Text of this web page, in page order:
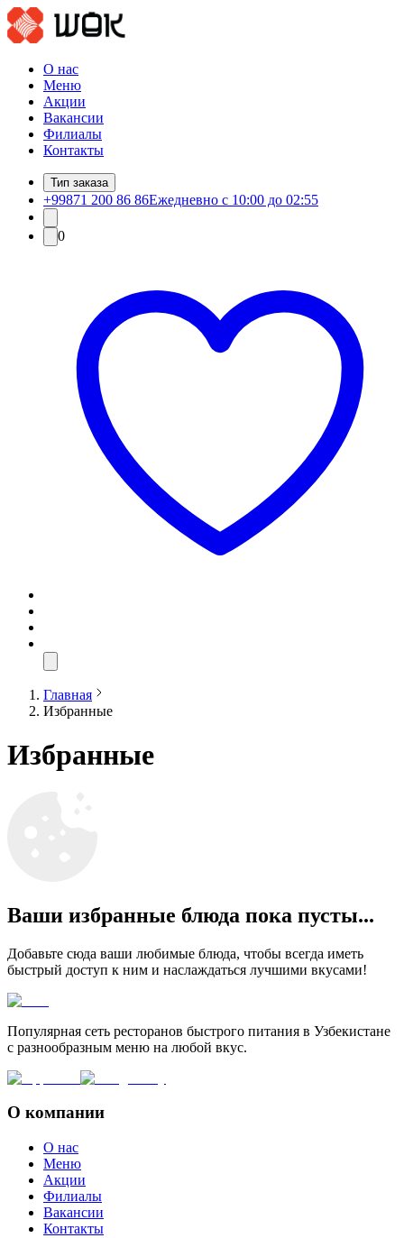
О нас
Меню
Акции
Вакансии
Филиалы
Контакты
Тип заказа
+99871 200 86 86Ежедневно с 10:00 до 02:55
0
Главная
Избранные
Избранные
Ваши избранные блюда пока пусты...
Добавьте сюда ваши любимые блюда, чтобы всегда иметь
быстрый доступ к ним и наслаждаться лучшими вкусами!
Популярная сеть ресторанов быстрого питания в Узбекистане
с разнообразным меню на любой вкус.
О компании
О нас
Меню
Акции
Филиалы
Вакансии
Контакты